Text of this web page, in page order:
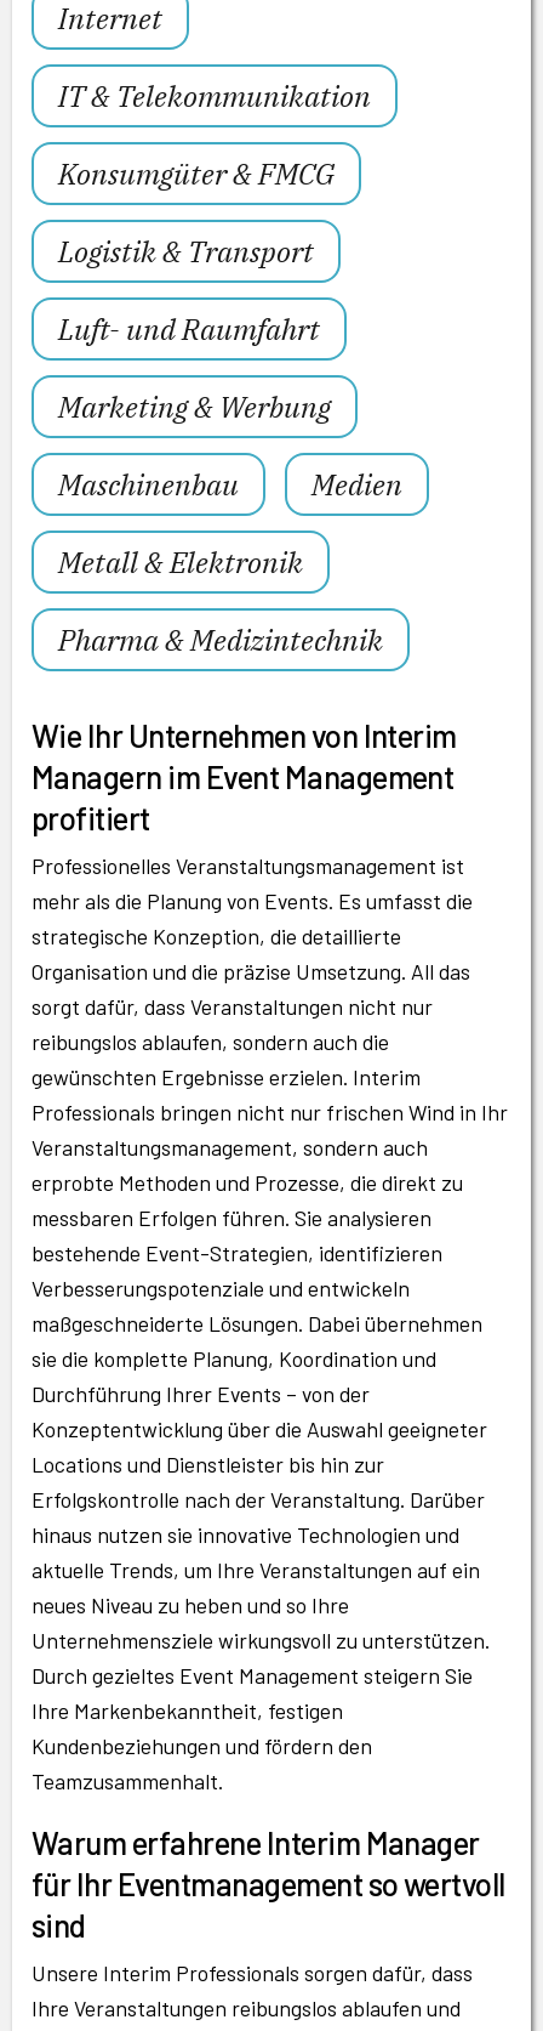
Internet
IT & Telekommunikation
Konsumgüter & FMCG
Logistik & Transport
Luft- und Raumfahrt
Marketing & Werbung
Maschinenbau
Medien
Metall & Elektronik
Pharma & Medizintechnik
Wie Ihr Unternehmen von Interim
Managern im Event Management
profitiert
Professionelles Veranstaltungsmanagement ist
mehr als die Planung von Events. Es umfasst die
strategische Konzeption, die detaillierte
Organisation und die präzise Umsetzung. All das
sorgt dafür, dass Veranstaltungen nicht nur
reibungslos ablaufen, sondern auch die
gewünschten Ergebnisse erzielen. Interim
Professionals bringen nicht nur frischen Wind in Ihr
Veranstaltungsmanagement, sondern auch
erprobte Methoden und Prozesse, die direkt zu
messbaren Erfolgen führen. Sie analysieren
bestehende Event-Strategien, identifizieren
Verbesserungspotenziale und entwickeln
maßgeschneiderte Lösungen. Dabei übernehmen
sie die komplette Planung, Koordination und
Durchführung Ihrer Events – von der
Konzeptentwicklung über die Auswahl geeigneter
Locations und Dienstleister bis hin zur
Erfolgskontrolle nach der Veranstaltung. Darüber
hinaus nutzen sie innovative Technologien und
aktuelle Trends, um Ihre Veranstaltungen auf ein
neues Niveau zu heben und so Ihre
Unternehmensziele wirkungsvoll zu unterstützen.
Durch gezieltes Event Management steigern Sie
Ihre Markenbekanntheit, festigen
Kundenbeziehungen und fördern den
Teamzusammenhalt.
Warum erfahrene Interim Manager
für Ihr Eventmanagement so wertvoll
sind
Unsere Interim Professionals sorgen dafür, dass
Ihre Veranstaltungen reibungslos ablaufen und